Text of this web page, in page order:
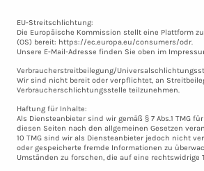
EU-Streitschlichtung:
Die Europäische Kommission stellt eine Plattform
(OS) bereit: https://ec.europa.eu/consumers/odr.
Unsere E-Mail-Adresse finden Sie oben im
Verbraucher­streit­beilegung/
Wir sind nicht bereit oder verpflichtet, an
Verbraucherschlichtungsstelle teilzunehmen.
Haftung für Inhalte:
Als Diensteanbieter sind wir gemäß § 7 Abs.1 TMG
diesen Seiten nach den allgemeinen Gesetzen
10 TMG sind wir als Diensteanbieter jedoch nicht
oder gespeicherte fremde Informationen zu
Umständen zu forschen, die auf eine rechtswidrige